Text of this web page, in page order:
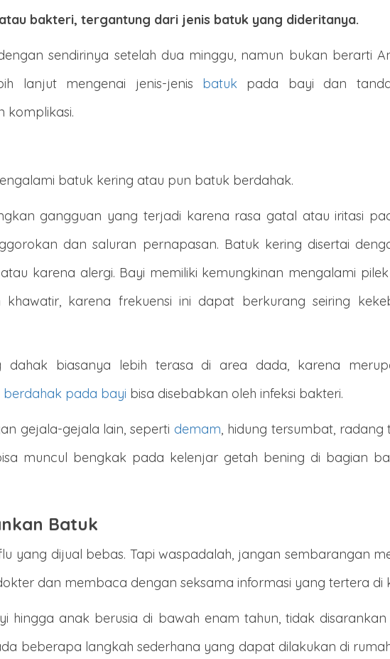
bakteri, tergantung dari jenis batuk yang dideritanya.
sendirinya setelah dua minggu, namun bukan berarti
lanjut mengenai jenis-jenis batuk pada bayi dan
komplikasi.
batuk kering atau pun batuk berdahak.
gangguan yang terjadi karena rasa gatal atau iritasi
dan saluran pernapasan. Batuk kering disertai
karena alergi. Bayi memiliki kemungkinan mengalami
karena frekuensi ini dapat berkurang seiring
dahak biasanya lebih terasa di area dada, karena
berdahak pada bayi bisa disebabkan oleh infeksi bakteri.
gejala-gejala lain, seperti demam, hidung tersumbat,
muncul bengkak pada kelenjar getah bening di bagian
Batuk
yang dijual bebas. Tapi waspadalah, jangan sembarangan
dan membaca dengan seksama informasi yang tertera di
hingga anak berusia di bawah enam tahun, tidak
beberapa langkah sederhana yang dapat dilakukan di